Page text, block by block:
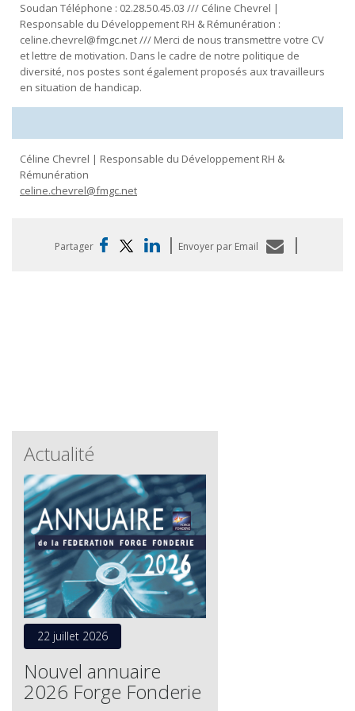
Soudan Téléphone : 02.28.50.45.03 /// Céline Chevrel |
Responsable du Développement RH & Rémunération :
celine.chevrel@fmgc.net /// Merci de nous transmettre votre CV
et lettre de motivation. Dans le cadre de notre politique de
diversité, nos postes sont également proposés aux travailleurs
en situation de handicap.
Céline Chevrel | Responsable du Développement RH &
Rémunération
celine.chevrel@fmgc.net
Partager | Envoyer par Email |
Actualité
22 juillet 2026
Nouvel annuaire
2026 Forge Fonderie